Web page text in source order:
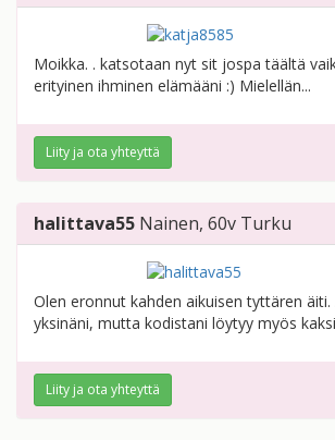
Moikka. . katsotaan nyt sit jospa täältä
erityinen ihminen elämääni :) Mielellän...
Liity ja ota yhteyttä
halittava55 Nainen, 60v Turku
Olen eronnut kahden aikuisen tyttären äiti.
yksinäni, mutta kodistani löytyy myös
Liity ja ota yhteyttä